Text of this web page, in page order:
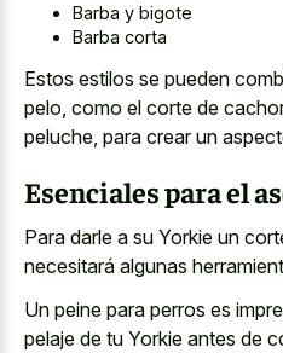
Barba y bigote
Barba corta
Estos estilos se pueden
pelo, como el corte de
peluche, para crear un
Esenciales para el
Para darle a su Yorkie un
necesitará algunas
Un peine para perros es
pelaje de tu Yorkie antes de